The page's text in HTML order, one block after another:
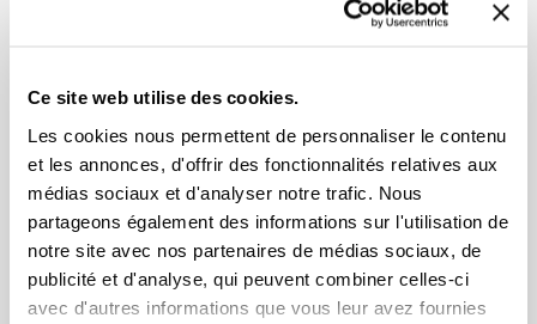
Ce site web utilise des cookies.
Les cookies nous permettent de personnaliser le contenu
et les annonces, d'offrir des fonctionnalités relatives aux
médias sociaux et d'analyser notre trafic. Nous
partageons également des informations sur l'utilisation de
notre site avec nos partenaires de médias sociaux, de
publicité et d'analyse, qui peuvent combiner celles-ci
avec d'autres informations que vous leur avez fournies